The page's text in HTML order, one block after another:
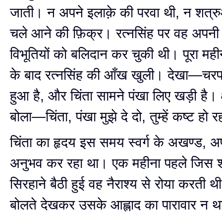
जाती। न अपने इलाक़े की परवा थी, न
चले आने की फ़िक्र। रत्नसिंह पर वह अपनी
विभूतियों को बलिदान कर चुकी थी। पूरा
के बाद रत्नसिंह की आँख खुली।
हुआ है, और चिंता सामने पंखा लिए खड़ी है।
बोला—चिंता, पंखा मुझे दे दो, तुम्हें कष्ट हो
चिंता का हृदय इस समय स्वर्ग के अखण्ड,
अनुभव कर रहा था। एक महीना पहले जिस
सिरहाने बैठी हुई वह नैराश्य से रोया
बोलते देखकर उसके आह्लाद का पारावार न